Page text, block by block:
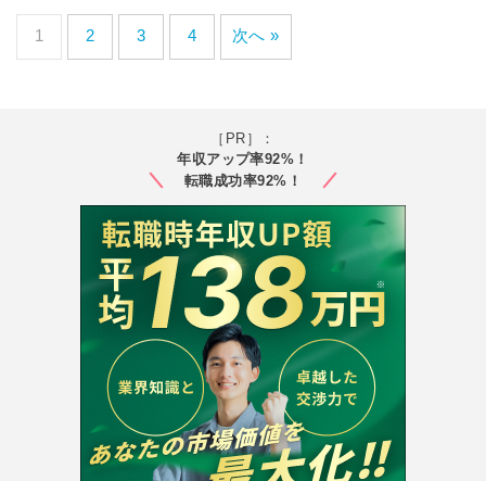
1 2 3 4 次へ »
［PR］：
年収アップ率92%！
転職成功率92%！